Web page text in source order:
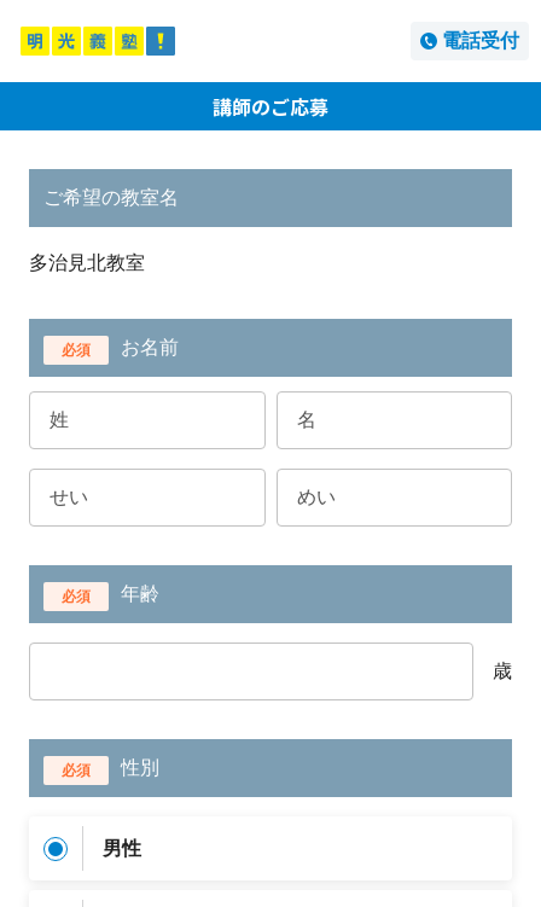
電話受付
講師のご応募
ご希望の教室名
多治見北教室
必須 お名前
必須 年齢
歳
必須 性別
男性